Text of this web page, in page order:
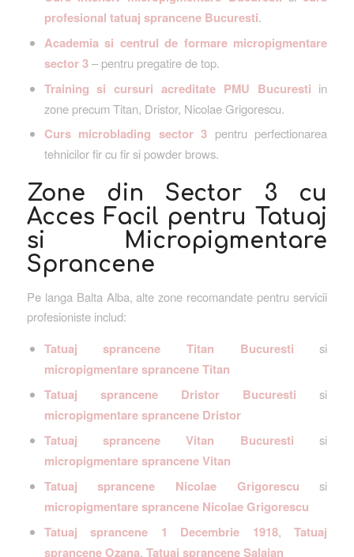
profesional tatuaj sprancene Bucuresti.
Academia si centrul de formare micropigmentare
sector 3– pentru pregatire de top.
Training si cursuri acreditate PMU Bucuresti in
zone precum Titan, Dristor, Nicolae Grigorescu.
Curs microblading sector 3 pentru perfectionarea
tehnicilor fir cu fir si powder brows.
Zone din Sector 3 cu
Acces Facil pentru Tatuaj
si Micropigmentare
Sprancene
Pe langa Balta Alba, alte zone recomandate pentru servicii
profesioniste includ:
Tatuaj sprancene Titan Bucuresti si
micropigmentare sprancene Titan
Tatuaj sprancene Dristor Bucuresti si
micropigmentare sprancene Dristor
Tatuaj sprancene Vitan Bucuresti si
micropigmentare sprancene Vitan
Tatuaj sprancene Nicolae Grigorescu si
micropigmentare sprancene Nicolae Grigorescu
Tatuaj sprancene 1 Decembrie 1918,Tatuaj
sprancene Ozana, Tatuaj sprancene Salajan